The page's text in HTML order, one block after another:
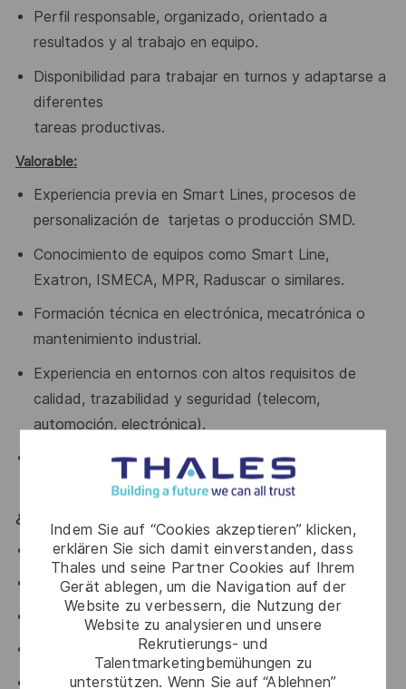
Indem Sie auf “Cookies akzeptieren” klicken,
erklären Sie sich damit einverstanden, dass
Thales und seine Partner Cookies auf Ihrem
Gerät ablegen, um die Navigation auf der
Website zu verbessern, die Nutzung der
Website zu analysieren und unsere
Rekrutierungs- und
Talentmarketingbemühungen zu
unterstützen. Wenn Sie auf “Ablehnen”
Perfil responsable, organizado, orientado a
resultados y al trabajo en equipo.
Disponibilidad para trabajar en turnos y adaptarse a
diferentes
tareas productivas.
Valorable:
Experiencia previa en Smart Lines, procesos de
personalización de tarjetas o producción SMD.
Conocimiento de equipos como Smart Line,
Exatron, ISMECA, MPR, Raduscar o similares.
Formación técnica en electrónica, mecatrónica o
mantenimiento industrial.
Experiencia en entornos con altos requisitos de
calidad, trazabilidad y seguridad (telecom,
automoción, electrónica).
Conocimiento básico de Lean Manufacturing, 5S o
mejora continua.
¿Qué ofrecemos?
Retribución flexible
Trabajo por turnos
Seguro de vida
Seguro de salud parcialmente subvencionado
Servicios para la conciliación